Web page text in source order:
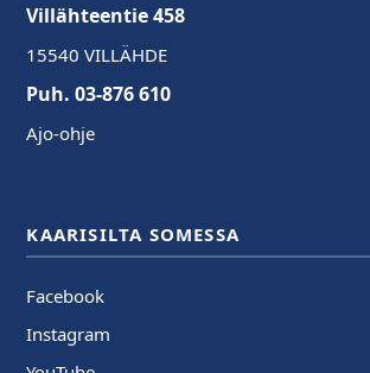
Villähteentie 458
15540 VILLÄHDE
Puh. 03-876 610
Ajo-ohje
KAARISILTA SOMESSA
Facebook
Instagram